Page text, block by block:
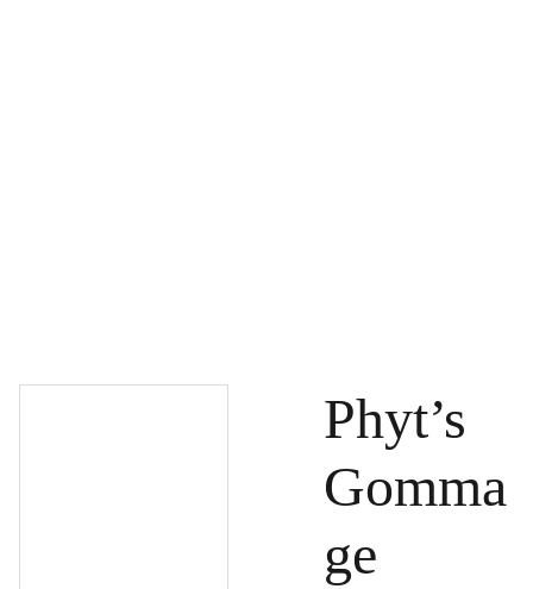
Phyt’s
Gomma
ge